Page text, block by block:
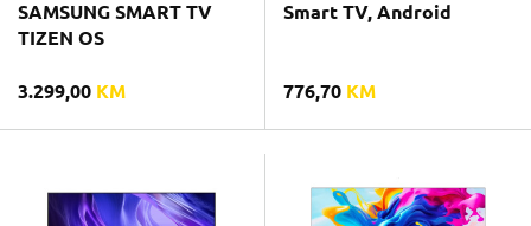
SAMSUNG SMART TV
TIZEN OS
3.299,00 KM
Smart TV, Android
776,70 KM